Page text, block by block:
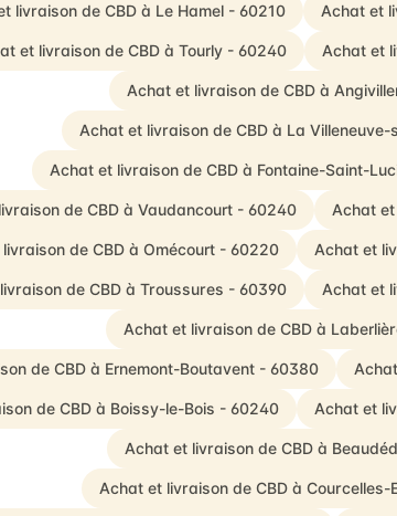
livraison de CBD à Le Hamel - 60210 Achat et
et livraison de CBD à Tourly - 60240 Achat et
Achat et livraison de CBD à
Achat et livraison de CBD à La
Achat et livraison de CBD à Fontaine-Saint-
de CBD à Vaudancourt - 60240 Achat
de CBD à Omécourt - 60220 Achat et
de CBD à Troussures - 60390 Achat et
Achat et livraison de CBD à
de CBD à Ernemont-Boutavent - 60380
de CBD à Boissy-le-Bois - 60240 Achat et
Achat et livraison de CBD à
Achat et livraison de CBD à